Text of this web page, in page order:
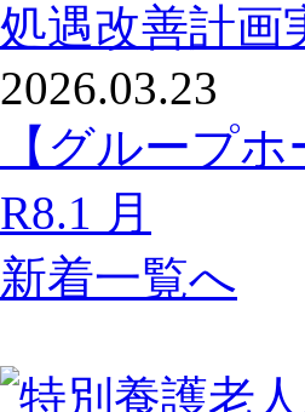
処遇改善計画
2026.03.23
【グループ
R8.1 月
新着一覧へ